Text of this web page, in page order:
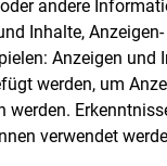
andere
Inhalte,
Anzeigen
werden, um
werden.
verwendet
ÖVP, den
Liberalen (Neos)
eine jährliche
kWh.
der
mit einem